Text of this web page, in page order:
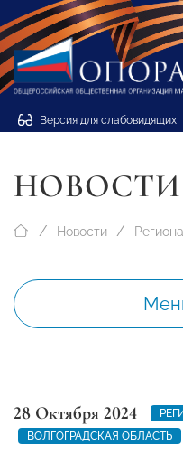
Версия для слабовидящих
НОВОСТИ
Новости
28 Октября 2024
ВОЛГОГРАДСКАЯ ОБЛАСТЬ